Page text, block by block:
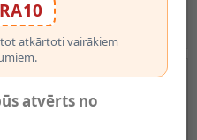
atkārtoti vairākiem
atvērts no